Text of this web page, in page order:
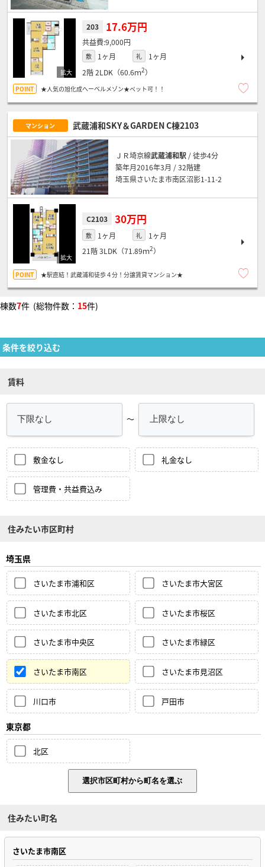
203 17.6万円
9,000円
敷 1ヶ月 礼
1ヶ月
2階2LDK（60.6ｍ2）
★人気の旭化成へーベルメゾン★ペット可！！
マンション 武蔵浦和SKY＆GARDEN C棟2103
ＪＲ埼京線武蔵浦和駅 / 徒歩4分
築年月2016年3月 / 32階建
埼玉県さいたま市南区沼影1-11-2
C2103 30万円
敷 1ヶ月 礼
1ヶ月
21階3LDK（71.89ｍ2）
★駅直結！武蔵浦和徒歩４分！分譲賃貸マンション★
棟数7件 (総物件数： 15件)
条件を絞り込む
賃料
～
敷金なし 礼金なし
管理費・共益費込み
住みたい市区町村
埼玉県
さいたま市浦和区 さいたま市大宮区
さいたま市北区 さいたま市桜区
さいたま市中央区 さいたま市緑区
さいたま市南区 さいたま市見沼区
川口市 戸田市
東京都
北区
住みたい町名
さいたま市南区